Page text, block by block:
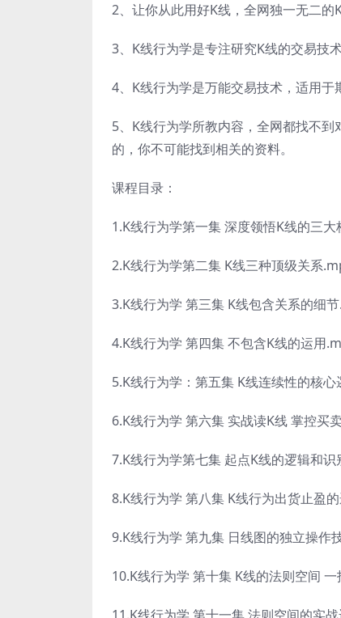
2、让你从此用好K线，全网独一无二的
3、K线行为学是专注研究K线的交易技
4、K线行为学是万能交易技术，适用于
5、K线行为学所教内容，全网都找不
的，你不可能找到相关的资料。
课程目录：
1.K线行为学第一集 深度领悟K线的三
2.K线行为学第二集 K线三种顶级关系
3.K线行为学 第三集 K线包含关系的细
4.K线行为学 第四集 不包含K线的运用
5.K线行为学：第五集 K线连续性的核
6.K线行为学 第六集 实战读K线 掌控买
7.K线行为学第七集 起点K线的逻辑和
8.K线行为学 第八集 K线行为出货止盈
9.K线行为学 第九集 日线图的独立操作
10.K线行为学 第十集 K线的法则空间